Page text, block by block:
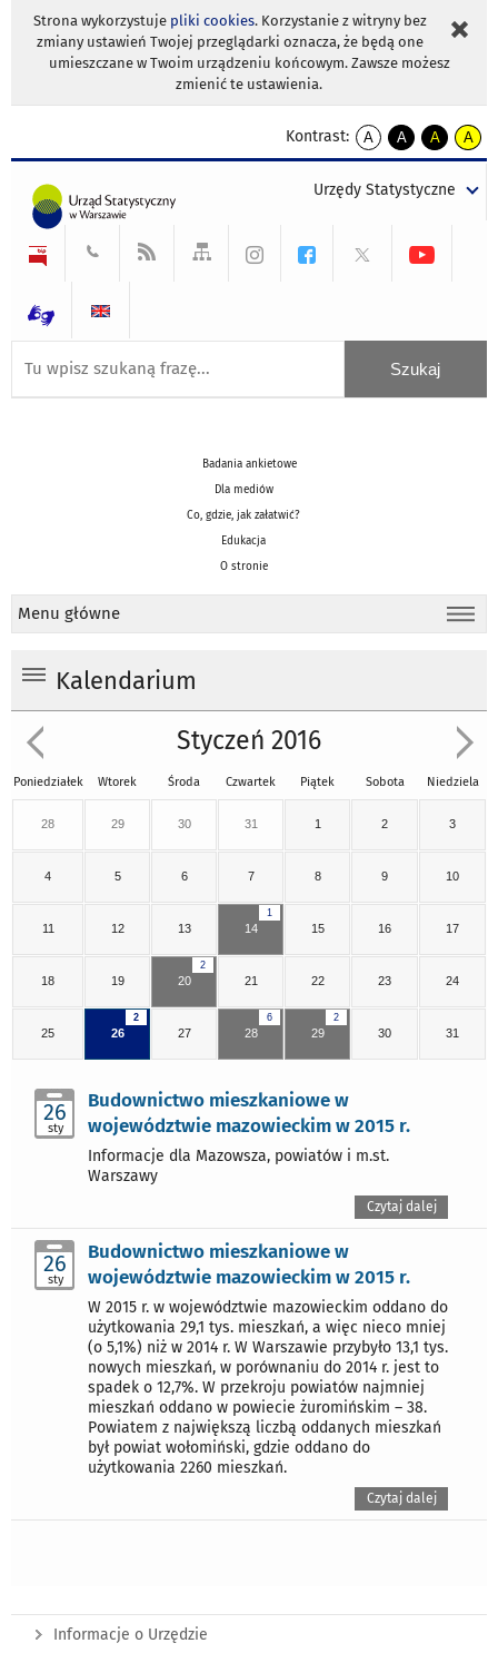
Strona wykorzystuje pliki cookies. Korzystanie z witryny bez
zmiany ustawień Twojej przeglądarki oznacza, że będą one
umieszczane w Twoim urządzeniu końcowym. Zawsze możesz
zmienić te ustawienia.
Kontrast:
A
kontrast
A
kontrast
tekst
czarnym
A
kontrast
tekst
czarnym
A
tekst
żółtym
Urzędy Statystyczne
Badania ankietowe
Dla mediów
Co, gdzie, jak załatwić?
Edukacja
O stronie
Menu główne
Kalendarium
Styczeń 2016
Poniedziałek Wtorek Środa Czwartek Piątek Sobota Niedziela
28 29 30 31 1 2 3
4 5 6 7 8 9 10
11 12 13
1
14 15 16 17
18 19
2
20 21 22 23 24
25
2
26 27
6
28
2
29 30 31
26
sty
Budownictwo mieszkaniowe w
województwie mazowieckim w 2015 r.
Informacje dla Mazowsza, powiatów i m.st.
Warszawy
Czytaj dalej
26
sty
Budownictwo mieszkaniowe w
województwie mazowieckim w 2015 r.
W 2015 r. w województwie mazowieckim oddano do
użytkowania 29,1 tys. mieszkań, a więc nieco mniej
(o 5,1%) niż w 2014 r. W Warszawie przybyło 13,1 tys.
nowych mieszkań, w porównaniu do 2014 r. jest to
spadek o 12,7%. W przekroju powiatów najmniej
mieszkań oddano w powiecie żuromińskim – 38.
Powiatem z największą liczbą oddanych mieszkań
był powiat wołomiński, gdzie oddano do
użytkowania 2260 mieszkań.
Czytaj dalej
Informacje o Urzędzie